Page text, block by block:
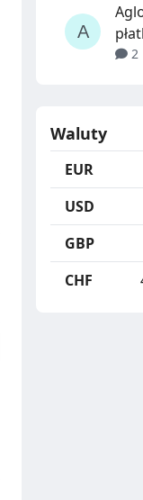
2
Waluty
EUR
USD
GBP
CHF